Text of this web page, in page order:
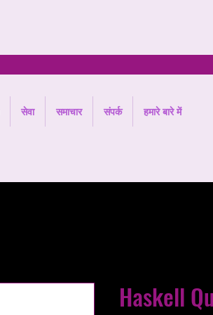
सेवा समाचार संपर्क हमारे बारे में
Haskell